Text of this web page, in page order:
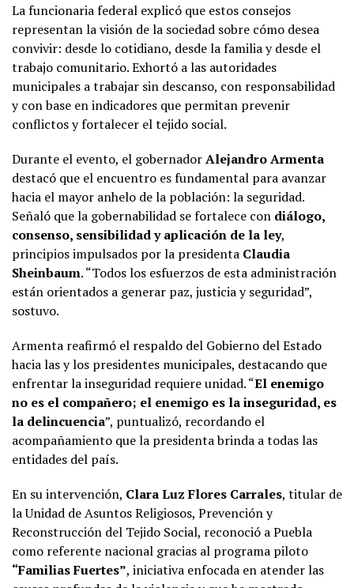
La funcionaria federal explicó que estos consejos
representan la visión de la sociedad sobre cómo desea
convivir: desde lo cotidiano, desde la familia y desde el
trabajo comunitario. Exhortó a las autoridades
municipales a trabajar sin descanso, con responsabilidad
y con base en indicadores que permitan prevenir
conflictos y fortalecer el tejido social.
Durante el evento, el gobernadorAlejandro Armenta
destacó que el encuentro es fundamental para avanzar
hacia el mayor anhelo de la población: la seguridad.
Señaló que la gobernabilidad se fortalece con diálogo,
consenso, sensibilidad y aplicación de la ley,
principios impulsados por la presidenta Claudia
Sheinbaum. “Todos los esfuerzos de esta administración
están orientados a generar paz, justicia y seguridad”,
sostuvo.
Armenta reafirmó el respaldo del Gobierno del Estado
hacia las y los presidentes municipales, destacando que
enfrentar la inseguridad requiere unidad. “El enemigo
no es el compañero; el enemigo es la inseguridad, es
la delincuencia”, puntualizó, recordando el
acompañamiento que la presidenta brinda a todas las
entidades del país.
En su intervención, Clara Luz Flores Carrales, titular de
la Unidad de Asuntos Religiosos, Prevención y
Reconstrucción del Tejido Social, reconoció a Puebla
como referente nacional gracias al programa piloto
“Familias Fuertes”, iniciativa enfocada en atender las